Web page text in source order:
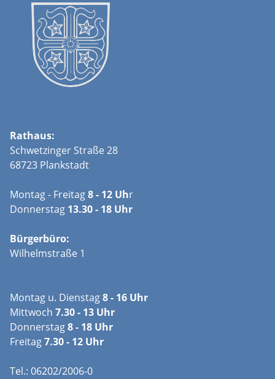
Rathaus:
Schwetzinger Straße 28
68723 Plankstadt
Montag - Freitag8 - 12 Uhr
Donnerstag 13.30 - 18 Uhr
Bürgerbüro:
Wilhelmstraße 1
Montag u. Dienstag8 - 16 Uhr
Mittwoch 7.30 - 13 Uhr
Donnerstag8 - 18 Uhr
Freitag7.30 - 12 Uhr
Tel.: 06202/2006-0